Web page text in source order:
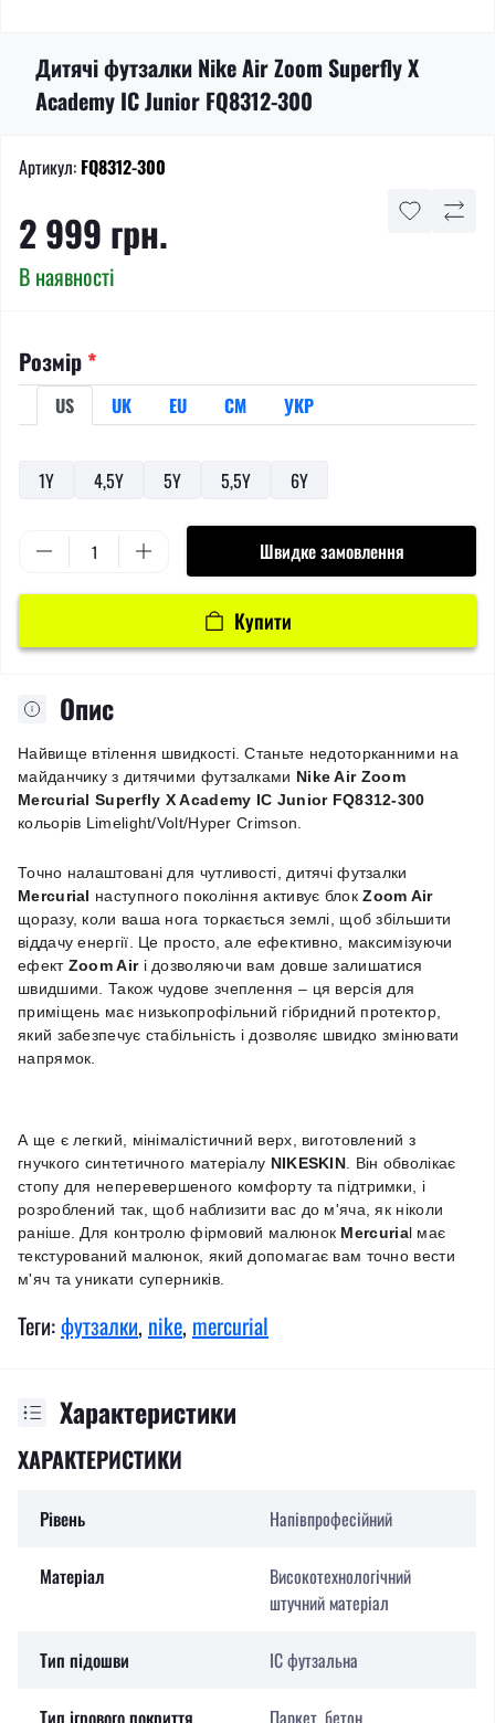
Дитячі футзалки Nike Air Zoom Superfly X
Academy IC Junior FQ8312-300
Артикул: FQ8312-300
2 999 грн.
В наявності
Розмір *
US UK EU СМ УКР
1Y 4,5Y 5Y 5,5Y 6Y
Швидке замовлення
Купити
Опис
Найвище втілення швидкості. Станьте недоторканними на
майданчику з дитячими футзалками Nike Air Zoom
Mercurial Superfly X Academy IC Junior FQ8312-300
кольорів Limelight/Volt/Hyper Crimson.
Точно налаштовані для чутливості, дитячі футзалки
Mercurial наступного покоління активує блокZoom Air
щоразу, коли ваша нога торкається землі, щоб збільшити
віддачу енергії. Це просто, але ефективно, максимізуючи
ефект Zoom Airі дозволяючи вам довше залишатися
швидшими. Також чудове зчеплення – ця версія для
приміщень має низькопрофільний гібридний протектор,
який забезпечує стабільність і дозволяє швидко змінювати
напрямок.
А ще є легкий, мінімалістичний верх, виготовлений з
гнучкого синтетичного матеріалу NIKESKIN . Він обволікає
стопу для неперевершеного комфорту та підтримки, і
розроблений так, щоб наблизити вас до м'яча, як ніколи
раніше. Для контролю фірмовий малюнок Mercurial має
текстурований малюнок, який допомагає вам точно вести
м'яч та уникати суперників.
Теги:футзалки, nike, mercurial
Характеристики
ХАРАКТЕРИСТИКИ
Рівень Напівпрофесійний
Матеріал
Високотехнологічний
штучний матеріал
Тип підошви IC футзальна
Тип ігрового покриття Паркет, бетон